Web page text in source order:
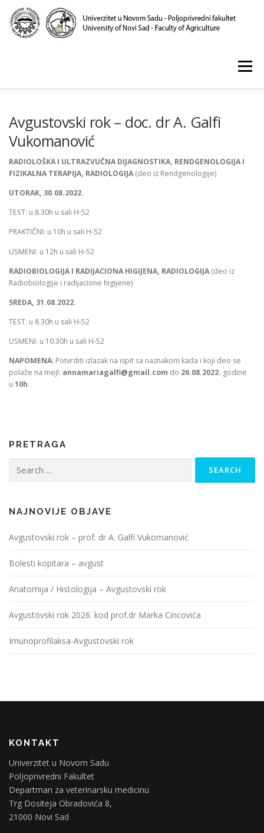
content
Menu
Avgustovski rok – doc. dr A. Galfi
Vukomanović
RADIOLOŠKA I ULTRAZVUČNA DIJAGNOSTIKA, RENDGENOLOGIJA I
FIZIKALNA TERAPIJA, RADIOLOGIJA(deo iz Rendgenologije)
UTORAK, 30.08.2022.
TEST: u 8.30h u sali H-52
PRAKTIČNI: u 10h u sali H-52
USMENI: u 12h u sali H-52
RADIOBIOLOGIJA I RADIJACIONA HIGIJENA, RADIOLOGIJA(deo iz
Radiobiologije i radijacione higijene)
SREDA, 31.08.2022.
TEST: u 8.30h u sali H-52
USMENI: u 10.30h u sali H-52
NAPOMENA: Potvrditi izlazak na ispit sa naznakom kada i koji deo se
polaže na mejl: annamariagalfi@gmail.com do 26.08.2022. godine
u 10h.
PRETRAGA
for:
NAJNOVIJE OBJAVE
Avgustovski rok – prof. dr A. Galfi Vukomanović
Bolesti kopitara – avgust
Anatomija / Histologija – Avgustovski rok
Avgustovski rok 2026. kod prof.dr Marka Cincovića
Imunoprofilaksa-Avgustovski rok
KONTAKT
Univerzitet u Novom Sadu
Poljoprivredni Fakultet
Departman za veterinarsku medicinu
Trg Dositeja Obradovića 8,
21000 Novi Sad